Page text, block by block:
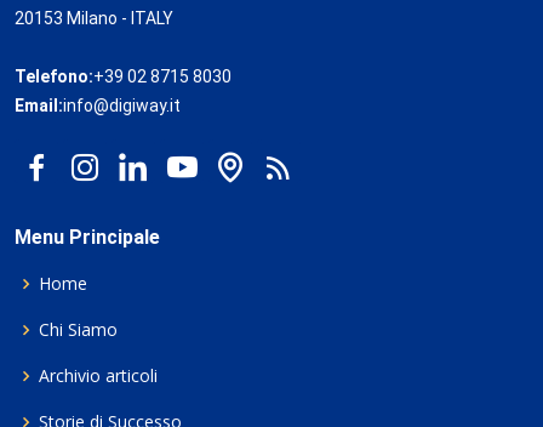
20153 Milano - ITALY
Telefono:+39 02 8715 8030
Email:info@digiway.it
Menu Principale
Home
Chi Siamo
Archivio articoli
Storie di Successo